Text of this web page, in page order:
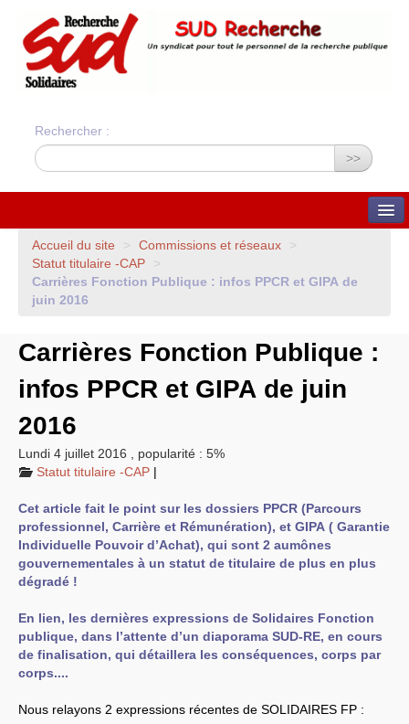
Rechercher :
>>
QUI SOMMES-NOUS ?
Nos valeurs
Statuts du syndicat
Statuts et charte
Orientations du syndicat
Union Syndicale
ADHÉSION ET CONTACTS
EXPRESSIONS SUD-RECH
Année 2026
Année 2025
Année 2024
Motions d’actualité du
congrès 2023 à Sète
Année 2022
Année 2021
Année 2020
Année 2019
Année 2017
Année 2016
Année 2015
année 2014
Année 2013
Année 2010
Accueil du site > Commissions et réseaux
>
Statut titulaire -CAP
>
Carrières Fonction Publique : infos PPCR et GIPA de
juin 2016
Carrières Fonction Publique :
infos PPCR et GIPA de juin
2016
Lundi 4 juillet 2016
popularité : 5%
Statut titulaire -CAP |
Cet article fait le point sur les dossiers PPCR (Parcours
professionnel, Carrière et Rémunération), et GIPA ( Garantie
Individuelle Pouvoir d’Achat), qui sont 2 aumônes
gouvernementales à un statut de titulaire de plus en plus
dégradé !
En lien, les dernières expressions de Solidaires Fonction
publique, dans l’attente d’un diaporama SUD-RE, en cours
de finalisation, qui détaillera les conséquences, corps par
corps....
Nous relayons 2 expressions récentes de SOLIDAIRES FP :